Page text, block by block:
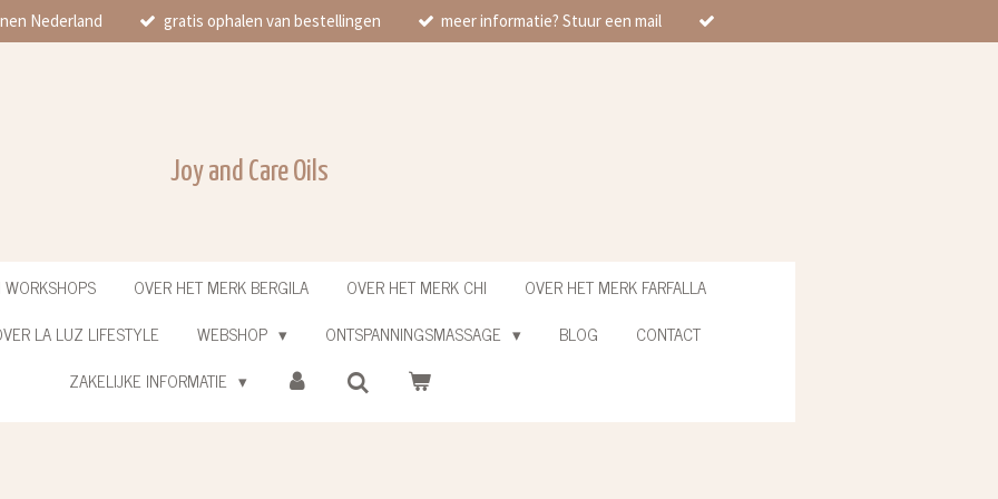
Nederland gratis ophalen van bestellingen meer informatie? Stuur een mail
Joy and Care Oils
OVER HET MERK BERGILA OVER HET MERK CHI
OVER HET MERK FARFALLA
LA LUZ LIFESTYLE WEBSHOP ONTSPANNINGSMASSAGE BLOG
CONTACT
ZAKELIJKE INFORMATIE